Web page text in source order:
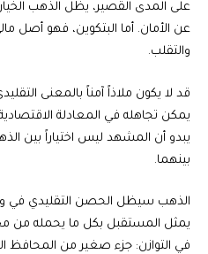
على المدى القصير، يظل الذهب
عن الأمان. أما البتكوين، فهو أصل
والتقلب.
قد لا يكون ملاذاً آمناً بالمعنى
يمكن تجاهله في المعادلة
يبدو أن المشهد ليس اختياراً بين
بينهما.
الذهب سيظل الحصن التقليدي في
يمثل المستقبل بكل ما يحمله من
في التوازن: جزء صغير من